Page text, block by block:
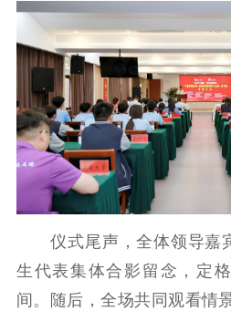
仪式尾声，全体领导嘉
生代表集体合影留念，定
间。随后，全场共同观看情